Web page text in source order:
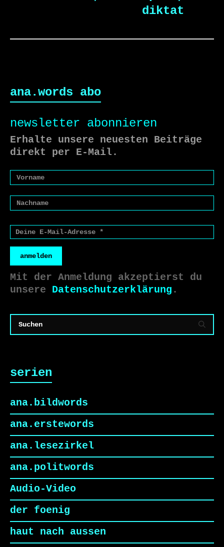
diktat
ana.words abo
newsletter abonnieren
Erhalte unsere neuesten Beiträge
direkt per E-Mail.
anmelden
Mit der Anmeldung akzeptierst du
unsere Datenschutzerklärung .
serien
ana.bildwords
ana.erstewords
ana.lesezirkel
ana.politwords
Audio-Video
der foenig
haut nach aussen